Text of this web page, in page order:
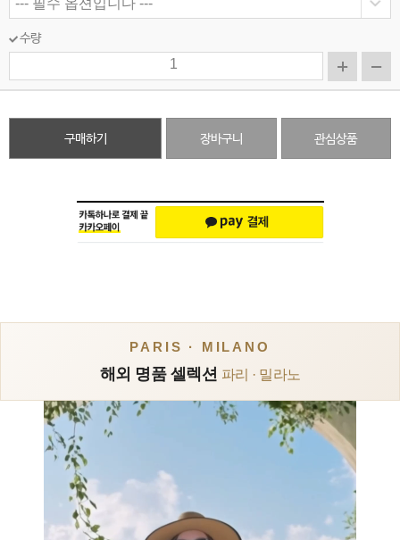
수량
구매하기 장바구니 관심상품
PARIS · MILANO
해외 명품 셀렉션 파리 · 밀라노